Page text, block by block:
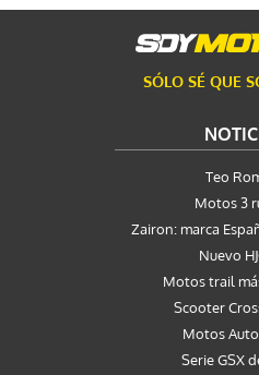
SÓLO SÉ QUE
Teo
Motos 3
Zairon: marca
Nuevo
Motos trail
Scooter
Motos
Serie GSX